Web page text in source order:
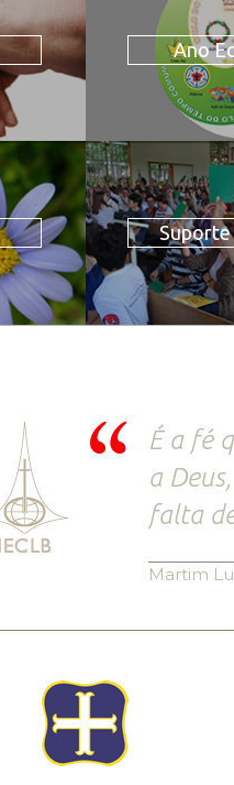
Ano
É a fé
a
falta
Martim